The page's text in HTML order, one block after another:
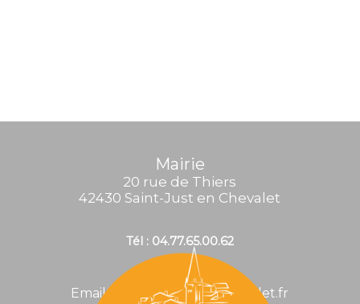
Mairie
20 rue de Thiers
42430 Saint-Just en Chevalet
Tél : 04.77.65.00.62
Email : mairie@stjustenchevalet.fr